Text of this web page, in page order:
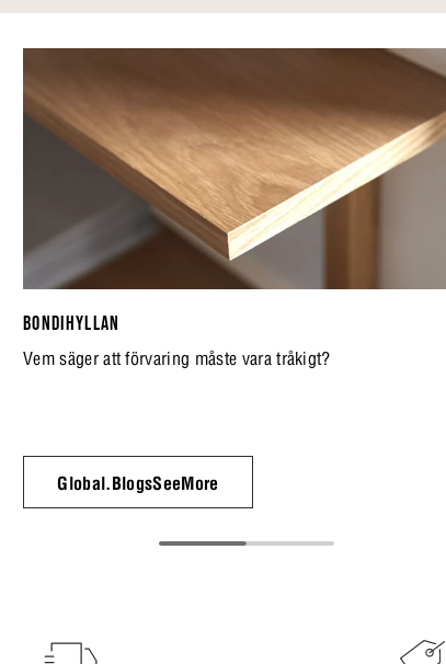
BONDIHYLLAN
Vem säger att förvaring måste vara tråkigt?
Global.BlogsSeeMore